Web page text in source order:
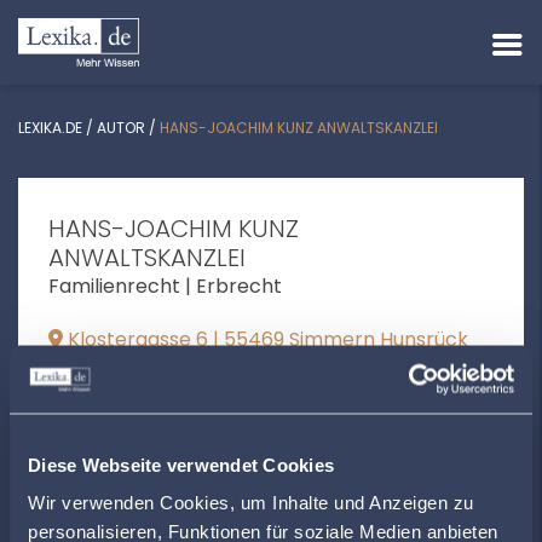
Diese Webseite verwendet Cookies
Wir verwenden Cookies, um Inhalte und Anzeigen zu
personalisieren, Funktionen für soziale Medien anbieten
LEXIKA.DE / AUTOR / HANS-JOACHIM KUNZ ANWALTSKANZLEI
HANS-JOACHIM KUNZ
ANWALTSKANZLEI
Familienrecht | Erbrecht
Klostergasse 6 | 55469 Simmern Hunsrück
ra.hjkunz@t-online.de
+49676112923
www.anwaltskanzlei-kunz.de